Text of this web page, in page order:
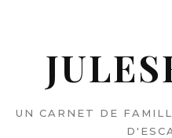
UN CARNET DE